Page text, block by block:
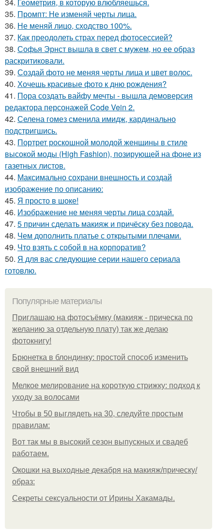
34. Геометрия, в которую влюбляешься.
35. Промпт: Не изменяй черты лица.
36. Не меняй лицо, сходство 100%.
37. Как преодолеть страх перед фотосессией?
38. Софья Эрнст вышла в свет с мужем, но ее образ
раскритиковали.
39. Создай фото не меняя черты лица и цвет волос.
40. Хочешь красивые фото к дню рождения?
41. Пора создать вайфу мечты - вышла демоверсия
редактора персонажей Code Vein 2.
42. Селена гомез сменила имидж, кардинально
подстригшись.
43. Портрет роскошной молодой женщины в стиле
высокой моды (High Fashion), позирующей на фоне из
газетных листов.
44. Максимально сохрани внешность и создай
изображение по описанию:
45. Я просто в шоке!
46. Изображение не меняя черты лица создай.
47. 5 причин сделать макияж и причёску без повода.
48. Чем дополнить платье с открытыми плечами.
49. Что взять с собой в на корпоратив?
50. Я для вас следующие серии нашего сериала
готовлю.
Популярные материалы
Приглашаю на фотосъёмку (макияж - прическа по
желанию за отдельную плату) так же делаю
фотокнигу!
Брюнетка в блондинку: простой способ изменить
свой внешний вид
Мелкое мелирование на короткую стрижку: подход к
уходу за волосами
Чтобы в 50 выглядеть на 30, следуйте простым
правилам:
Вот так мы в высокий сезон выпускных и свадеб
работаем.
Окошки на выходные декабря на макияж/прическу/
образ:
Секреты сексуальности от Ирины Хакамады.